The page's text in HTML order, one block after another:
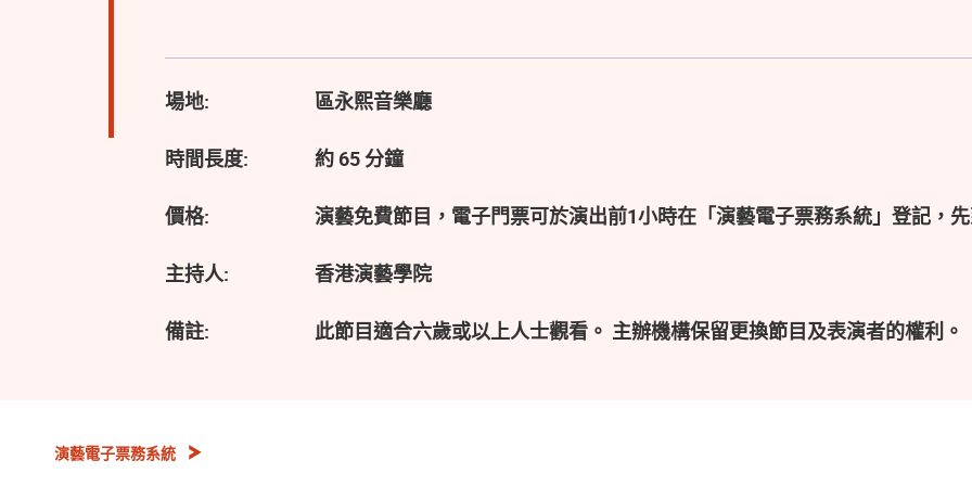
場地: 區永熙音樂廳
時間長度: 約 65 分鐘
價格: 演藝免費節目，電子門票可於演出前1小時在「演藝電子票務系統」登記，
主持人: 香港演藝學院
備註: 此節目適合六歲或以上人士觀看。 主辦機構保留更換節目及表演者的權利。
演藝電子票務系統